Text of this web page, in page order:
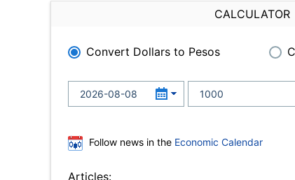
CALCULATOR
Convert Dollars to Pesos
Follow news in the Economic Calendar
Articles: